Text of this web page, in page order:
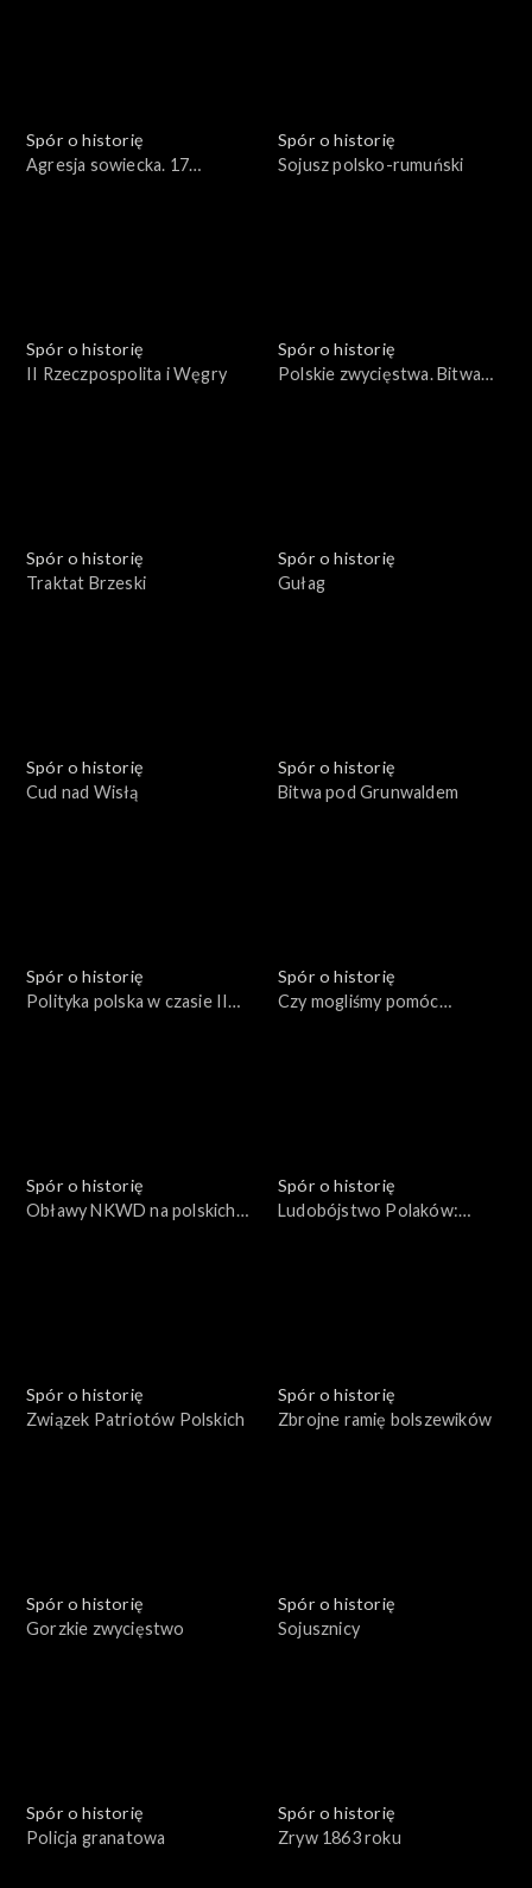
Spór o historię
Agresja sowiecka. 17
Spór o historię
Sojusz polsko-rumuński
Spór o historię
II Rzeczpospolita i Węgry
Spór o historię
Polskie zwycięstwa. Bitwa
Spór o historię
Traktat Brzeski
Spór o historię
Gułag
Spór o historię
Cud nad Wisłą
Spór o historię
Bitwa pod Grunwaldem
Spór o historię
Polityka polska w czasie II
Spór o historię
Czy mogliśmy pomóc
Spór o historię
Obławy NKWD na polskich
Spór o historię
Ludobójstwo Polaków:
Spór o historię
Związek Patriotów Polskich
Spór o historię
Zbrojne ramię bolszewików
Spór o historię
Gorzkie zwycięstwo
Spór o historię
Sojusznicy
Spór o historię
Policja granatowa
Spór o historię
Zryw 1863 roku